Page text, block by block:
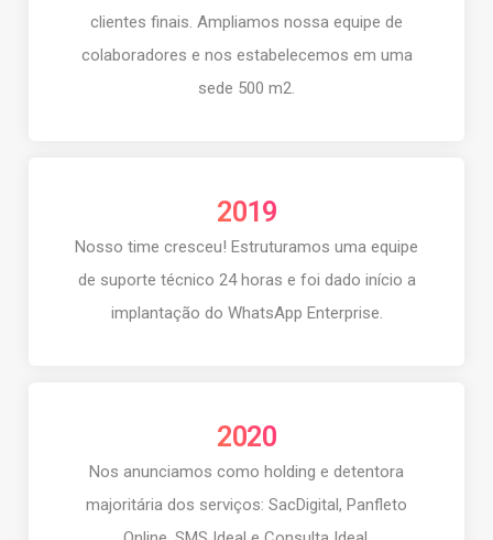
clientes finais. Ampliamos nossa equipe de
colaboradores e nos estabelecemos em uma
sede 500 m2.
2019
Nosso time cresceu! Estruturamos uma equipe
de suporte técnico 24 horas e foi dado início a
implantação do WhatsApp Enterprise.
2020
Nos anunciamos como holding e detentora
majoritária dos serviços: SacDigital, Panfleto